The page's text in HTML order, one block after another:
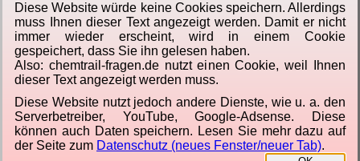
Von Jörg Lorenz
Software für Sie.|Himmel über Berlin
Diese Website würde keine Cookies speichern. Allerdings
muss Ihnen dieser Text angezeigt werden. Damit er nicht
immer wieder erscheint, wird in einem Cookie
gespeichert, dass Sie ihn gelesen haben.
Also: chemtrail-fragen.de nutzt einen Cookie, weil Ihnen
dieser Text angezeigt werden muss.
Diese Website nutzt jedoch andere Dienste, wie u. a. den
Serverbetreiber, YouTube, Google-Adsense. Diese
können auch Daten speichern. Lesen Sie mehr dazu auf
der Seite zum Datenschutz (neues Fenster/neuer Tab).